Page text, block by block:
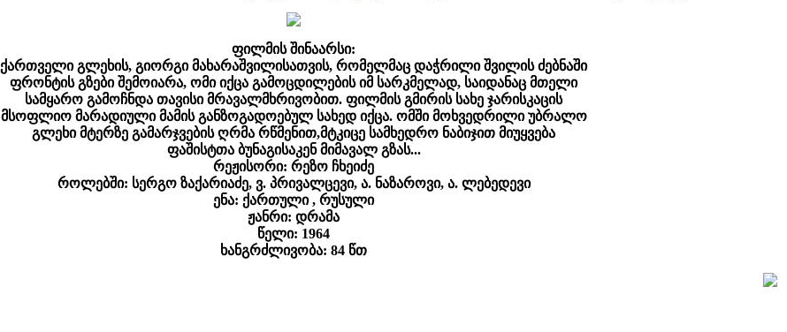
ფილმის შინაარსი:
ქართველი გლეხის, გიორგი მახარაშვილისათვის, რომელმაც დაჭრილი შვილის ძებნაში
ფრონტის გზები შემოიარა, ომი იქცა გამოცდილების იმ სარკმელად, საიდანაც მთელი
სამყარო გამოჩნდა თავისი მრავალმხრივობით. ფილმის გმირის სახე ჯარისკაცის
მსოფლიო მარადიული მამის განზოგადოებულ სახედ იქცა. ომში მოხვედრილი უბრალო
გლეხი მტერზე გამარჯვების ღრმა რწმენით,მტკიცე სამხედრო ნაბიჯით მიუყვება
ფაშისტთა ბუნაგისაკენ მიმავალ გზას...
რეჟისორი: რეზო ჩხეიძე
როლებში: სერგო ზაქარიაძე, ვ. პრივალცევი, ა. ნაზაროვი, ა. ლებედევი
ენა: ქართული , რუსული
ჟანრი: დრამა
წელი: 1964
ხანგრძლივობა: 84 წთ